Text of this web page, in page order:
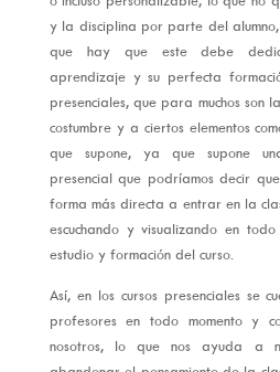
y la disciplina por parte del
que hay que este debe
aprendizaje y su perfecta
presenciales, que para muchos son
costumbre y a ciertos elementos
que supone, ya que supone
presencial que podríamos decir
forma más directa a entrar en la
escuchando y visualizando en
estudio y formación del curso.
Así, en los cursos presenciales se
profesores en todo momento y
nosotros, lo que nos ayuda a